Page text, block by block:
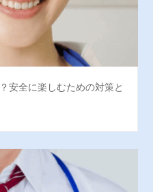
安全に楽しむための対策と